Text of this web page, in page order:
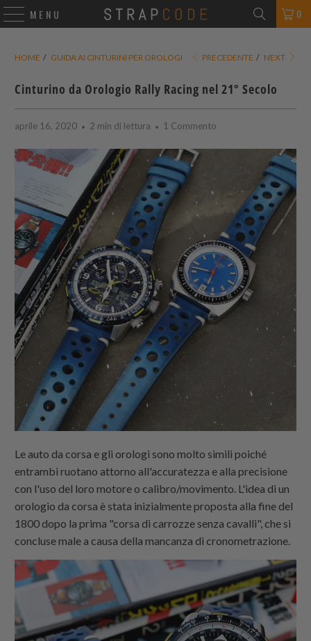
MENU 0
HOME / GUIDA AI CINTURINI PER OROLOGI PRECEDENTE / NEXT
Cinturino da Orologio Rally Racing nel 21° Secolo
aprile 16, 2020 2 min di lettura 1 Commento
Le auto da corsa e gli orologi sono molto simili poiché
entrambi ruotano attorno all'accuratezza e alla precisione
con l'uso del loro motore o calibro/movimento. L'idea di un
orologio da corsa è stata inizialmente proposta alla fine del
1800 dopo la prima "corsa di carrozze senza cavalli", che si
concluse male a causa della mancanza di cronometrazione.